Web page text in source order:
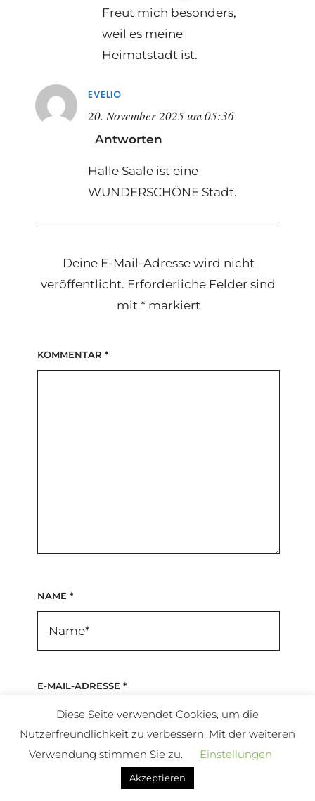
Freut mich besonders,
weil es meine
Heimatstadt ist.
EVELIO
20. November 2025 um 05:36
Antworten
Halle Saale ist eine
WUNDERSCHÖNE Stadt.
Deine E-Mail-Adresse wird nicht
veröffentlicht. Erforderliche Felder sind
mit * markiert
KOMMENTAR *
NAME *
E-MAIL-ADRESSE *
Diese Seite verwendet Cookies, um die
Nutzerfreundlichkeit zu verbessern. Mit der weiteren
Verwendung stimmen Sie zu.
Einstellungen
Akzeptieren